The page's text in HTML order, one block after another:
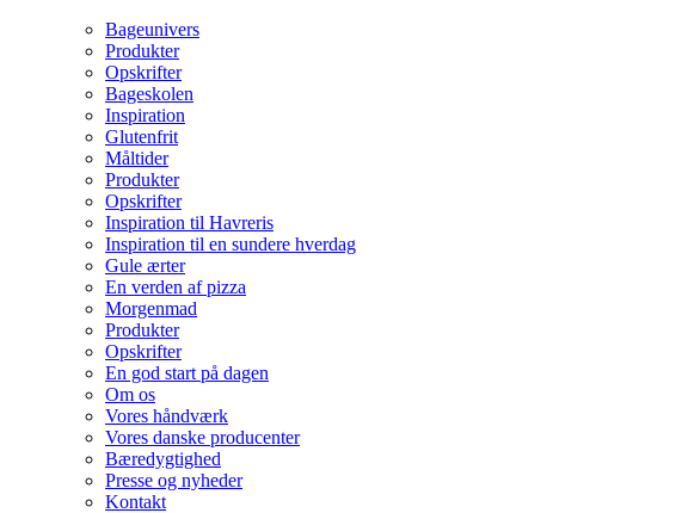
Bageunivers
Produkter
Opskrifter
Bageskolen
Inspiration
Glutenfrit
Måltider
Produkter
Opskrifter
Inspiration til Havreris
Inspiration til en sundere hverdag
Gule ærter
En verden af pizza
Morgenmad
Produkter
Opskrifter
En god start på dagen
Om os
Vores håndværk
Vores danske producenter
Bæredygtighed
Presse og nyheder
Kontakt